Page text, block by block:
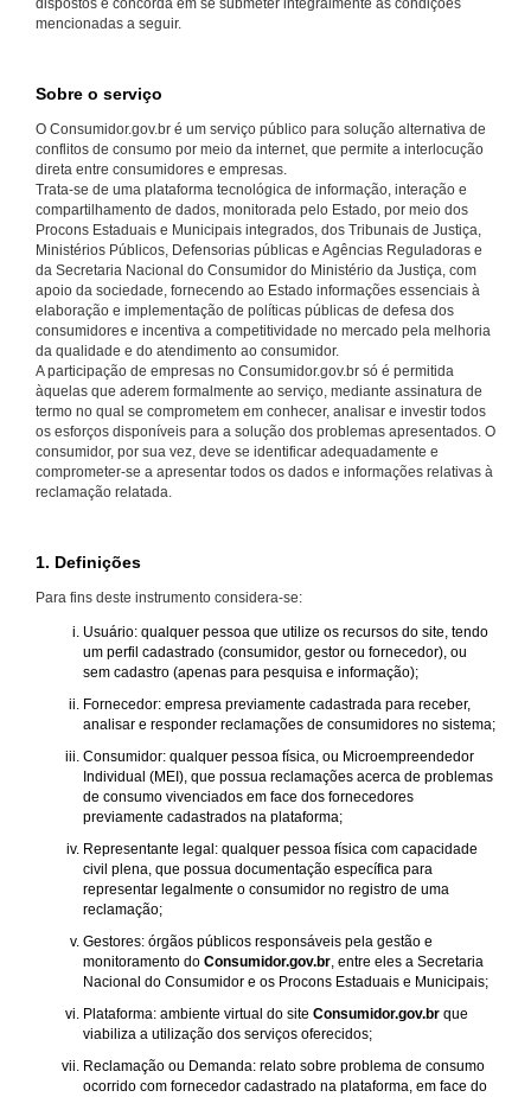
dispostos e concorda em se submeter integralmente às condições
mencionadas a seguir.
Sobre o serviço
O Consumidor.gov.br é um serviço público para solução alternativa de
conflitos de consumo por meio da internet, que permite a interlocução
direta entre consumidores e empresas.
Trata-se de uma plataforma tecnológica de informação, interação e
compartilhamento de dados, monitorada pelo Estado, por meio dos
Procons Estaduais e Municipais integrados, dos Tribunais de Justiça,
Ministérios Públicos, Defensorias públicas e Agências Reguladoras e
da Secretaria Nacional do Consumidor do Ministério da Justiça, com
apoio da sociedade, fornecendo ao Estado informações essenciais à
elaboração e implementação de políticas públicas de defesa dos
consumidores e incentiva a competitividade no mercado pela melhoria
da qualidade e do atendimento ao consumidor.
A participação de empresas no Consumidor.gov.br só é permitida
àquelas que aderem formalmente ao serviço, mediante assinatura de
termo no qual se comprometem em conhecer, analisar e investir todos
os esforços disponíveis para a solução dos problemas apresentados. O
consumidor, por sua vez, deve se identificar adequadamente e
comprometer-se a apresentar todos os dados e informações relativas à
reclamação relatada.
1. Definições
Para fins deste instrumento considera-se:
Usuário: qualquer pessoa que utilize os recursos do site, tendo
um perfil cadastrado (consumidor, gestor ou fornecedor), ou
sem cadastro (apenas para pesquisa e informação);
Fornecedor: empresa previamente cadastrada para receber,
analisar e responder reclamações de consumidores no sistema;
Consumidor: qualquer pessoa física, ou Microempreendedor
Individual (MEI), que possua reclamações acerca de problemas
de consumo vivenciados em face dos fornecedores
previamente cadastrados na plataforma;
Representante legal: qualquer pessoa física com capacidade
civil plena, que possua documentação específica para
representar legalmente o consumidor no registro de uma
reclamação;
Gestores: órgãos públicos responsáveis pela gestão e
monitoramento do Consumidor.gov.br, entre eles a Secretaria
Nacional do Consumidor e os Procons Estaduais e Municipais;
Plataforma: ambiente virtual do site Consumidor.gov.br que
viabiliza a utilização dos serviços oferecidos;
Reclamação ou Demanda: relato sobre problema de consumo
ocorrido com fornecedor cadastrado na plataforma, em face do